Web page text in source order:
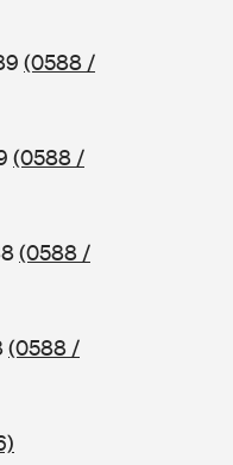
(0588 /
(0588 /
(0588 /
(0588 /